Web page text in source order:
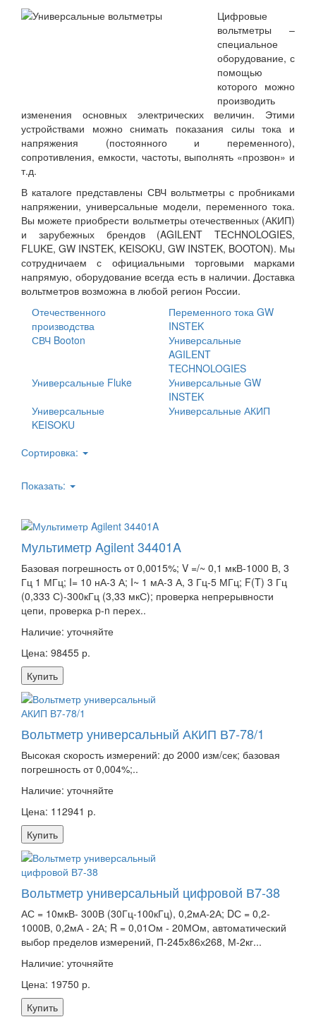
Цифровые
вольтметры –
специальное
оборудование, с
помощью
которого можно
производить
изменения основных электрических величин. Этими
устройствами можно снимать показания силы тока и
напряжения (постоянного и переменного),
сопротивления, емкости, частоты, выполнять «прозвон» и
т.д.
В каталоге представлены СВЧ вольтметры с пробниками
напряжении, универсальные модели, переменного тока.
Вы можете приобрести вольтметры отечественных (АКИП)
и зарубежных брендов (AGILENT TEСHNOLOGIES,
FLUKE, GW INSTEK, KEISOKU, GW INSTEK, BOOTON). Мы
сотрудничаем с официальными торговыми марками
напрямую, оборудование всегда есть в наличии. Доставка
вольтметров возможна в любой регион России.
Отечественного
производства
Переменного тока GW
INSTEK
СВЧ Booton
Универсальные
AGILENT
TECHNOLOGIES
Универсальные Fluke
Универсальные GW
INSTEK
Универсальные
KEISOKU
Универсальные АКИП
Сортировка:
Показать:
Мультиметр Agilent 34401A
Базовая погрешность от 0,0015%; V =/~ 0,1 мкВ-1000 В, 3
Гц 1 МГц; I= 10 нА-3 А; I~ 1 мА-3 А, 3 Гц-5 МГц; F(T) 3 Гц
(0,333 С)-300кГц (3,33 мкС); проверка непрерывности
цепи, проверка p-n перех..
Наличие: уточняйте
Цена: 98455 р.
Купить
Вольтметр универсальный АКИП В7-78/1
Высокая скорость измерений: до 2000 изм/сек; базовая
погрешность от 0,004%;..
Наличие: уточняйте
Цена: 112941 р.
Купить
Вольтметр универсальный цифровой В7-38
АС = 10мкВ- 300В (30Гц-100кГц), 0,2мА-2А; DС = 0,2-
1000В, 0,2мА - 2А; R = 0,01Ом - 20МОм, автоматический
выбор пределов измерений, П-245х86х268, М-2кг...
Наличие: уточняйте
Цена: 19750 р.
Купить